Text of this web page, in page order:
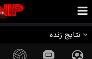
نتایج زنده